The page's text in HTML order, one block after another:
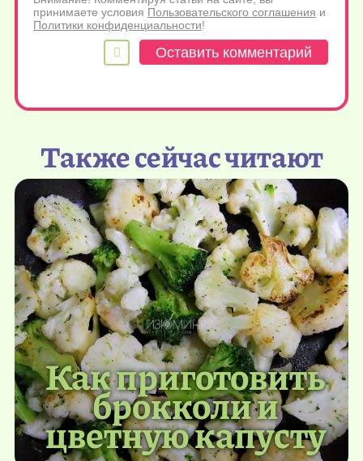
принимаете условия Пользовательского соглашения и
Политики конфиденциальности!
Также сейчас читают
Как приготовить
брокколи и
цветную капусту